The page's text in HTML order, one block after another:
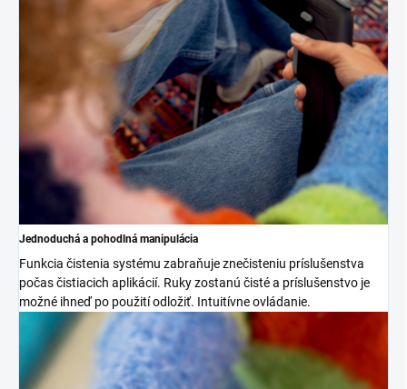
Jednoduchá a pohodlná manipulácia
Funkcia čistenia systému zabraňuje znečisteniu príslušenstva
počas čistiacich aplikácií. Ruky zostanú čisté a príslušenstvo je
možné ihneď po použití odložiť. Intuitívne ovládanie.